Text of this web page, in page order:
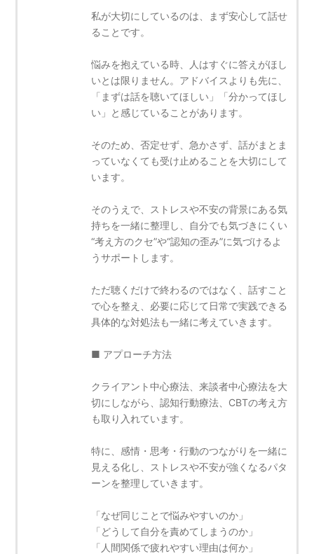
私が大切にしているのは、まず安心して話せ
ることです。
悩みを抱えている時、人はすぐに答えがほし
いとは限りません。アドバイスよりも先に、
「まずは話を聴いてほしい」「分かってほし
い」と感じていることがあります。
そのため、否定せず、急かさず、話がまとま
っていなくても受け止めることを大切にして
います。
そのうえで、ストレスや不安の背景にある気
持ちを一緒に整理し、自分でも気づきにくい
“考え方のクセ”や“認知の歪み”に気づけるよ
うサポートします。
ただ聴くだけで終わるのではなく、話すこと
で心を整え、必要に応じて日常で実践できる
具体的な対処法も一緒に考えていきます。
■ アプローチ方法
クライアント中心療法、来談者中心療法を大
切にしながら、認知行動療法、CBTの考え方
も取り入れています。
特に、感情・思考・行動のつながりを一緒に
見える化し、ストレスや不安が強くなるパタ
ーンを整理していきます。
「なぜ同じことで悩みやすいのか」
「どうして自分を責めてしまうのか」
「人間関係で疲れやすい理由は何か」